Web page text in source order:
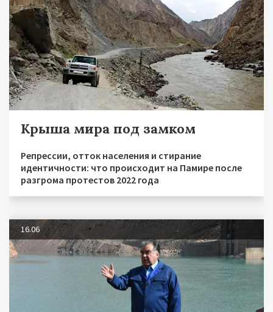
Крыша мира под замком
Репрессии, отток населения и стирание
идентичности: что происходит на Памире после
разгрома протестов 2022 года
16.06